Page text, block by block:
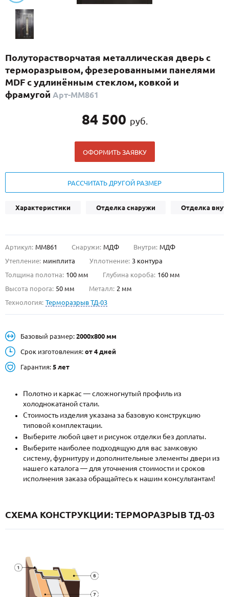
С реечным дизайном(29)
ПО НАЗНАЧЕНИЮ
ПО КОНСТРУКЦИИ
Популярные двери
ДОСТАВКА
О НАС
Металлические двери от производителя с доставкой и установкой в
НАЙТИ:
ПН-СБ - с 9:00 до 21:00, ВС - до 19:00
ЗАПРОСИТЬ РАСЧЕТ
Каталог Как купить
Записаться на замер
Полуторастворчатая металлическая дверь с
терморазрывом, фрезерованными панелями
MDF с удлинённым стеклом, ковкой и
фрамугой Арт-ММ861
84 500 руб.
ОФОРМИТЬ ЗАЯВКУ
РАССЧИТАТЬ ДРУГОЙ РАЗМЕР
Характеристики Отделка снаружи Отделка
Артикул: ММ861 Снаружи: МДФ Внутри: МДФ
Утепление: минплита Уплотнение: 3 контура
Толщина полотна: 100 мм Глубина короба: 160 мм
Высота порога: 50 мм Металл: 2 мм
Технология: Терморазрыв ТД-03
Базовый размер: 2000х800 мм
Срок изготовления: от 4 дней
Гарантия: 5 лет
Полотно и каркас — сложногнутый профиль из
холоднокатаной стали.
Стоимость изделия указана за базовую конструкцию
типовой комплектации.
Выберите любой цвет и рисунок отделки без доплаты.
Выберите наиболее подходящую для вас замковую
систему, фурнитуру и дополнительные элементы двери из
нашего каталога — для уточнения стоимости и сроков
исполнения заказа обращайтесь к нашим консультантам!
СХЕМА КОНСТРУКЦИИ: ТЕРМОРАЗРЫВ ТД-03